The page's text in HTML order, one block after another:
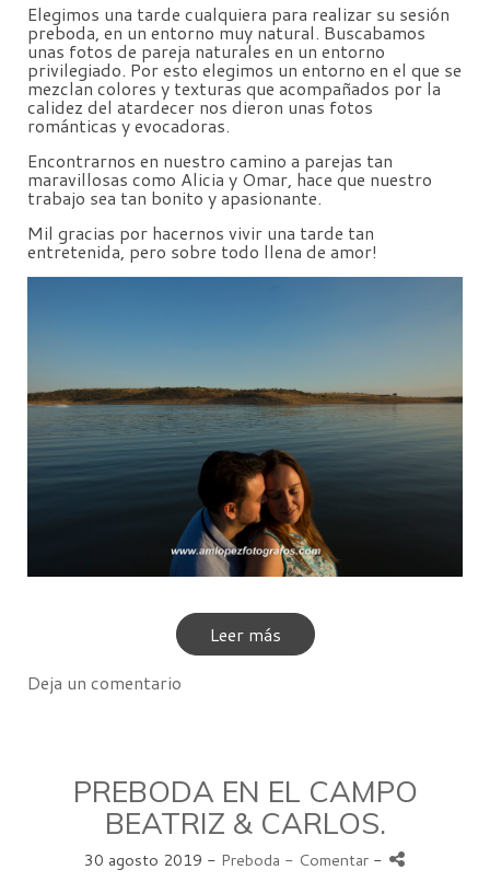
Elegimos una tarde cualquiera para realizar su sesión
preboda, en un entorno muy natural. Buscabamos
unas fotos de pareja naturales en un entorno
privilegiado. Por esto elegimos un entorno en el que se
mezclan colores y texturas que acompañados por la
calidez del atardecer nos dieron unas fotos
románticas y evocadoras.
Encontrarnos en nuestro camino a parejas tan
maravillosas como Alicia y Omar, hace que nuestro
trabajo sea tan bonito y apasionante.
Mil gracias por hacernos vivir una tarde tan
entretenida, pero sobre todo llena de amor!
Leer más
Deja un comentario
PREBODA EN EL CAMPO
BEATRIZ & CARLOS.
30 agosto 2019 - Preboda - Comentar -